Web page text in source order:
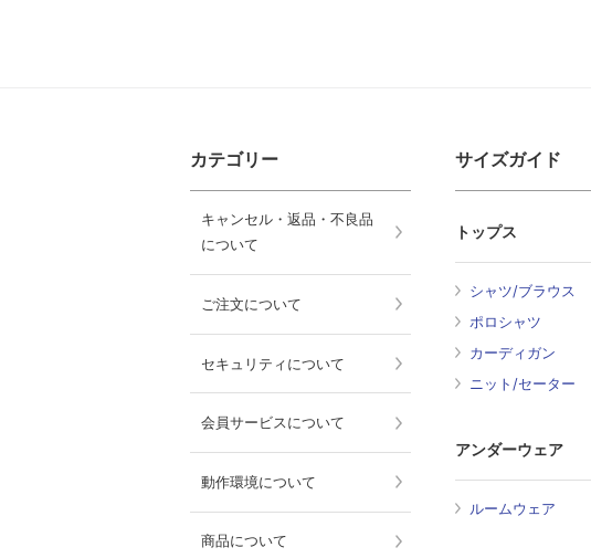
カテゴリー
キャンセル・返品・不良品
について
ご注文について
セキュリティについて
会員サービスについて
動作環境について
商品について
サイズガイド
トップス
シャツ/ブラウス
ポロシャツ
カーディガン
ニット/セーター
アンダーウェア
ルームウェア